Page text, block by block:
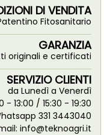
DI VENDITA
Fitosanitario
GARANZIA
originali e certificati
SERVIZIO CLIENTI
da Lunedì a Venerdì
- 13:00 / 15:30 - 19:30
331 3443040
info@teknoagri.it